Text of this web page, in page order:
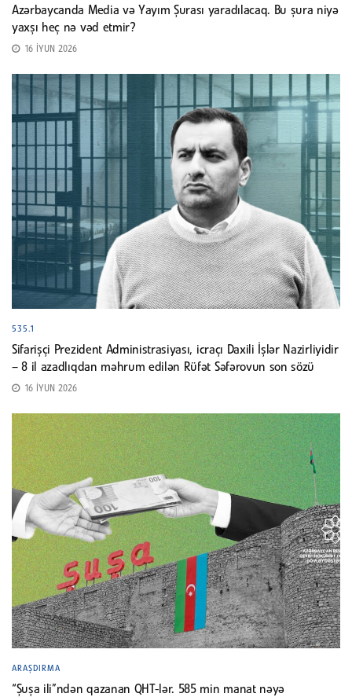
Azərbaycanda Media və Yayım Şurası yaradılacaq. Bu şura niyə
yaxşı heç nə vəd etmir?
16 İYUN 2026
535.1
Sifarişçi Prezident Administrasiyası, icraçı Daxili İşlər Nazirliyidir
– 8 il azadlıqdan məhrum edilən Rüfət Səfərovun son sözü
16 İYUN 2026
ARAŞDIRMA
“Şuşa ili”ndən qazanan QHT-lər. 585 min manat nəyə